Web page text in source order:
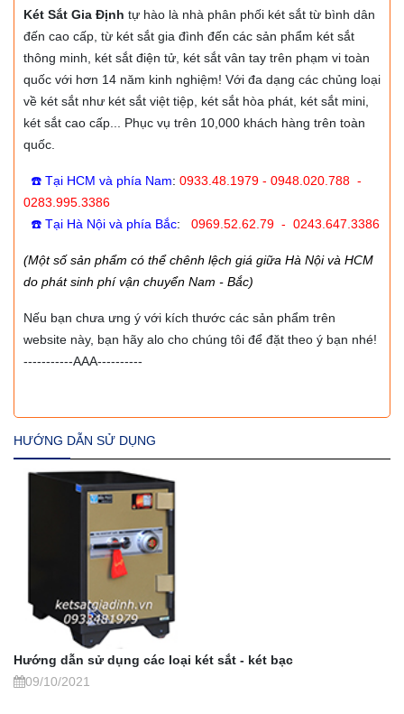
Két Sắt Gia Định tự hào là nhà phân phối két sắt từ bình dân
đến cao cấp, từ két sắt gia đình đến các sản phẩm két sắt
thông minh, két sắt điện tử, két sắt vân tay trên phạm vi toàn
quốc với hơn 14 năm kinh nghiệm! Với đa dạng các chủng loại
về két sắt như két sắt việt tiệp, két sắt hòa phát, két sắt mini,
két sắt cao cấp... Phục vụ trên 10,000 khách hàng trên toàn
quốc.
☎️ Tại HCM và phía Nam: 0933.48.1979 - 0948.020.788 -
0283.995.3386
☎️ Tại Hà Nội và phía Bắc: 0969.52.62.79 - 0243.647.3386
(Một số sản phẩm có thể chênh lệch giá giữa Hà Nội và HCM
do phát sinh phí vận chuyển Nam - Bắc)
Nếu bạn chưa ưng ý với kích thước các sản phẩm trên
website này, bạn hãy alo cho chúng tôi để đặt theo ý bạn nhé!
-----------AAA----------
HƯỚNG DẪN SỬ DỤNG
Hướng dẫn sử dụng các loại két sắt - két bạc
09/10/2021